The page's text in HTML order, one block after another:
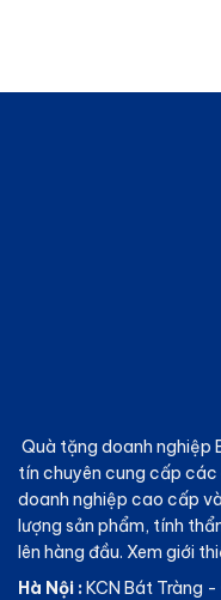
Quà tặng doanh nghiệp
tín chuyên cung cấp
doanh nghiệp cao cấp
lượng sản phẩm, tính
lên hàng đầu. Xem giới
Hà Nội :KCN Bát Tràng -